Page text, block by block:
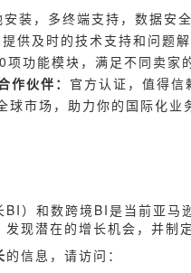
安装，多终端支持，数据安
提供及时的技术支持和问题
项功能模块，满足不同卖家
作伙伴： 官方认证，值得信
球市场，助力你的国际化业
BI）和数跨境BI是当前亚
发现潜在的增长机会，并制
的信息，请访问：